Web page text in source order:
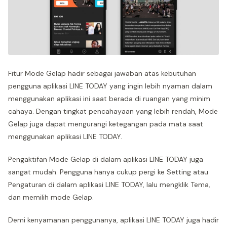
Fitur Mode Gelap hadir sebagai jawaban atas kebutuhan
pengguna aplikasi LINE TODAY yang ingin lebih nyaman dalam
menggunakan aplikasi ini saat berada di ruangan yang minim
cahaya. Dengan tingkat pencahayaan yang lebih rendah, Mode
Gelap juga dapat mengurangi ketegangan pada mata saat
menggunakan aplikasi LINE TODAY.
Pengaktifan Mode Gelap di dalam aplikasi LINE TODAY juga
sangat mudah. Pengguna hanya cukup pergi ke Setting atau
Pengaturan di dalam aplikasi LINE TODAY, lalu mengklik Tema,
dan memilih mode Gelap.
Demi kenyamanan penggunanya, aplikasi LINE TODAY juga hadir